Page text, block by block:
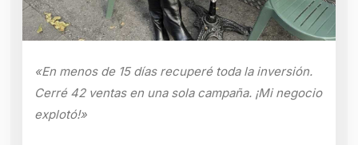
«En menos de 15 días recuperé toda la inversión.
Cerré 42 ventas en una sola campaña. ¡Mi negocio
explotó!»